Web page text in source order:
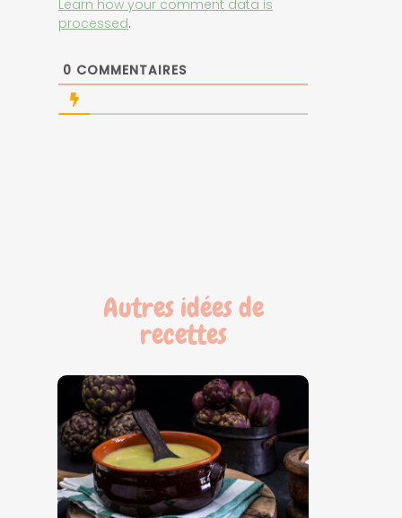
Learn how your comment data is
processed.
0 COMMENTAIRES
Autres idées de
recettes